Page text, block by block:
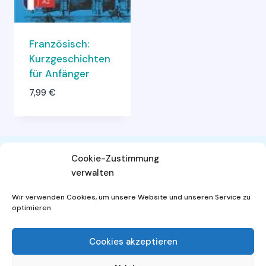
Cookie-Zustimmung
verwalten
Wir verwenden Cookies, um unsere Website und unseren Service zu
optimieren.
Cookies akzeptieren
Französisch:
Kurzgeschichten
für Anfänger
7,99 €
Datenschutzerklärung